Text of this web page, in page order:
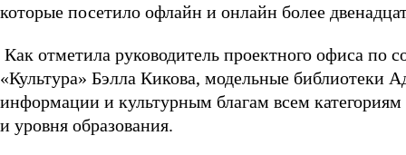
которые посетило офлайн и онлайн более
Как отметила руководитель проектного офиса по
«Культура» Бэлла Кикова, модельные библиотеки
информации и культурным благам всем
и уровня образования.